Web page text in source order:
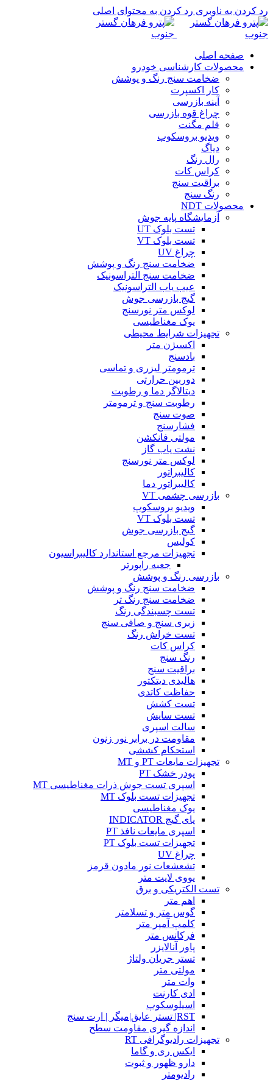
رد کردن به ناوبری رد کردن به محتوای اصلی
صفحه اصلی
محصولات کارشناسی خودرو
ضخامت سنج رنگ و پوشش
کار اکسپرت
آینه بازرسی
چراغ قوه بازرسی
قلم مگنت
ویدیو بروسکوپ
دیاگ
رال رنگ
کراس کات
براقیت سنج
رنگ سنج
محصولات NDT
آزمایشگاه پایه جوش
تست بلوک UT
تست بلوک VT
چراغ UV
ضخامت سنج رنگ و پوشش
ضخامت سنج التراسونیک
عیب یاب التراسونیک
گیج بازرسی جوش
لوکس متر نورسنج
یوک مغناطیسی
تجهیزات شرایط محیطی
اکسیژن متر
بادسنج
ترمومتر لیزری و تماسی
دوربین حرارتی
دیتالاگر دما و رطوبت
رطوبت سنج و ترمومتر
صوت سنج
فشارسنج
مولتی فانکشن
نشت یاب گاز
لوکس متر نورسنج
کالیبراتور
کالیبراتور دما
بازرسی چشمی VT
ویدیو بروسکوپ
تست بلوک VT
گیج بازرسی جوش
کولیس
تجهیزات مرجع استاندارد کالیبراسیون
جعبه راپورتر
بازرسی رنگ و پوشش
ضخامت سنج رنگ و پوشش
ضخامت سنج رنگ تر
تست چسبندگی رنگ
زبری سنج و صافی سنج
تست خراش رنگ
کراس کات
رنگ سنج
براقیت سنج
هالیدی دیتکتور
حفاظت کاتدی
تست کشش
تست سایش
سالت اسپری
مقاومت در برابر نور زنون
استحکام کششی
تجهیزات مایعات PT و MT
پودر خشک PT
اسپری تست جوش ذرات مغناطیسی MT
تجهیزات تست بلوک MT
یوک مغناطیسی
پای گیج INDICATOR
اسپری مایعات نافذ PT
تجهیزات تست بلوک PT
چراغ UV
تشعشعات نور مادون قرمز
یووی لایت متر
تست الکتریکی و برق
اهم متر
گوس متر و تسلامتر
کلمپ آمپر متر
فرکانس متر
پاور آنالایزر
تستر جریان ولتاژ
مولتی متر
وات متر
ادی کارنت
اسیلوسکوپ
RST| تستر عایق|میگر | ارت سنج
اندازه گیری مقاومت سطح
تجهیزات رادیوگرافی RT
ایکس ری و گاما
دارو ظهور و ثبوت
رادیومتر